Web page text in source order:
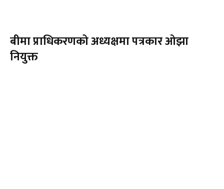
बीमा प्राधिकरणको अध्यक्षमा पत्रकार ओझा
नियुक्त